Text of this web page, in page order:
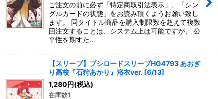
ご注文の前に必ず「特定商取引法表示」、「シン
グルカードの状態」をお読み頂くようお願い致し
ます。 同タイトル商品を購入制限数を超えて複数
回注文することは、システム上は可能ですが、 公
平性を期すた…
【スリーブ】ブシロードスリーブHG4793 あおぎ
り高校『石狩あかり』浴衣ver. [6/13]
1,280円(税込)
在庫数1